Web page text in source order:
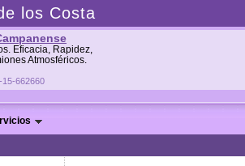
los Costa
Eficacia, Rapidez,
Atmosféricos.
15-662660